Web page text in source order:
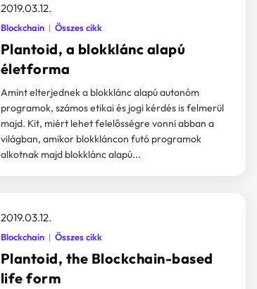
Plantoid, a blokklánc alapú
életforma
2019.03.12.
Blockchain Összes cikk
Amint elterjednek a blokklánc alapú autonóm
programok, számos etikai és jogi kérdés is felmerül
majd. Kit, miért lehet felelősségre vonni abban a
világban, amikor blokkláncon futó programok
alkotnak majd blokklánc alapú...
Plantoid, the Blockchain-based
life form
2019.03.12.
Blockchain Összes cikk